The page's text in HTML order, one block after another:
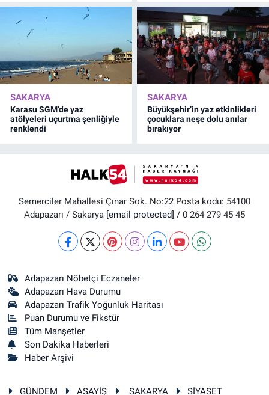
SAKARYA
Karasu SGM’de yaz
atölyeleri uçurtma şenliğiyle
renklendi
SAKARYA
Büyükşehir’in yaz etkinlikleri
çocuklara neşe dolu anılar
bırakıyor
Semerciler Mahallesi Çınar Sok. No:22 Posta kodu: 54100
Adapazarı / Sakarya [email protected] / 0 264 279 45 45
Adapazarı Nöbetçi Eczaneler
Adapazarı Hava Durumu
Adapazarı Trafik Yoğunluk Haritası
Puan Durumu ve Fikstür
Tüm Manşetler
Son Dakika Haberleri
Haber Arşivi
GÜNDEM ASAYİŞ SAKARYA SİYASET